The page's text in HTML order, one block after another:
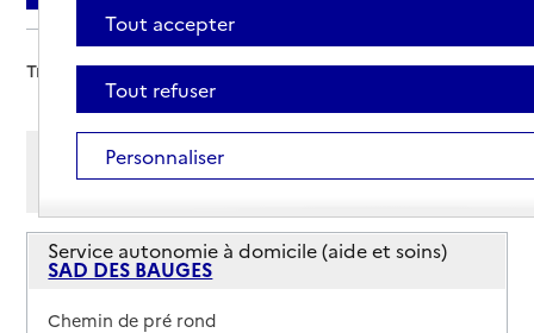
Trier par :
Afficher les résultats par:
Mode liste
Mode carte
Service autonomie à domicile (aide et soins)
SAD DES BAUGES
Adresse
Chemin de pré rond
Tout accepter
Tout refuser
Personnaliser